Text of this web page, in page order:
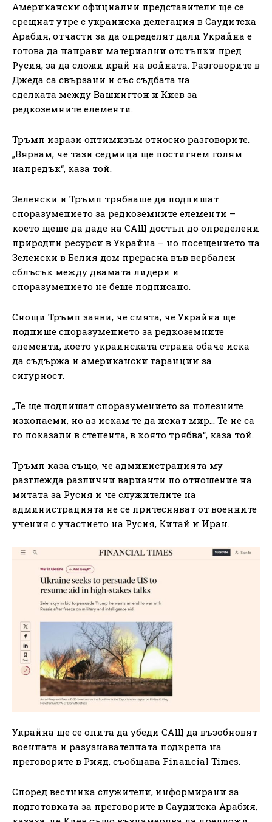
Американски официални представители ще се
срещнат утре с украинска делегация в Саудитска
Арабия, отчасти за да определят дали Украйна е
готова да направи материални отстъпки пред
Русия, за да сложи край на войната. Разговорите в
Джеда са свързани и със съдбата на
сделката между Вашингтон и Киев за
редкоземните елементи.
Тръмп изрази оптимизъм относно разговорите.
„Вярвам, че тази седмица ще постигнем голям
напредък“, каза той.
Зеленски и Тръмп трябваше да подпишат
споразумението за редкоземните елементи –
което щеше да даде на САЩ достъп до определени
природни ресурси в Украйна – но посещението на
Зеленски в Белия дом прерасна във вербален
сблъсък между двамата лидери и
споразумението не беше подписано.
Снощи Тръмп заяви, че смята, че Украйна ще
подпише споразумението за редкоземните
елементи, което украинската страна обаче иска
да съдържа и американски гаранции за
сигурност.
„Те ще подпишат споразумението за полезните
изкопаеми, но аз искам те да искат мир… Те не са
го показали в степента, в която трябва“, каза той.
Тръмп каза също, че администрацията му
разглежда различни варианти по отношение на
митата за Русия и че служителите на
администрацията не се притесняват от военните
учения с участието на Русия, Китай и Иран.
Украйна ще се опита да убеди САЩ да възобновят
военната и разузнавателната подкрепа на
преговорите в Рияд, съобщава Financial Times.
Според вестника служители, информирани за
подготовката за преговорите в Саудитска Арабия,